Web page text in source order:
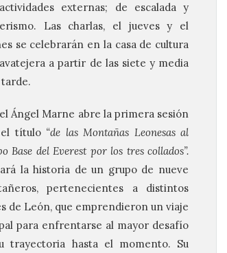
externas; de escalada y
Las charlas, el jueves y el
se celebrarán en la casa de cultura
a partir de las siete y media
Ángel Marne abre la primera sesión
título “de las Montañas Leonesas al
Base del Everest por los tres collados”.
la historia de un grupo de nueve
pertenecientes a distintos
de León, que emprendieron un viaje
para enfrentarse al mayor desafío
trayectoria hasta el momento. Su